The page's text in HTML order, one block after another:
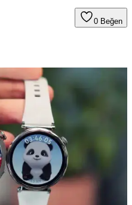
0 Beğen